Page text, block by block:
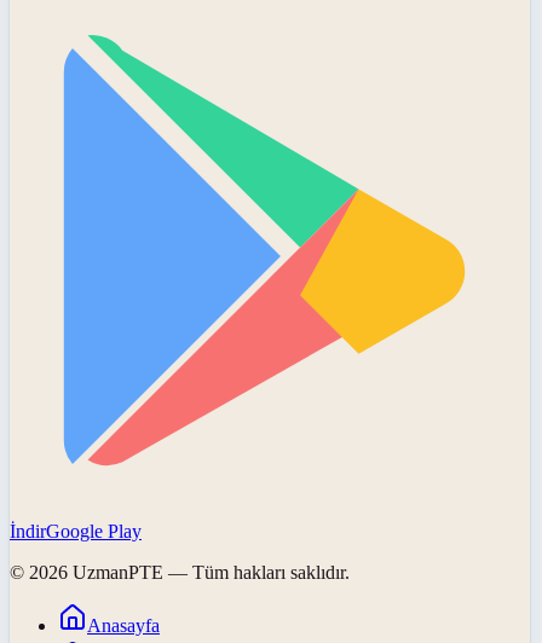
İndirGoogle Play
© 2026 UzmanPTE — Tüm hakları saklıdır.
Anasayfa